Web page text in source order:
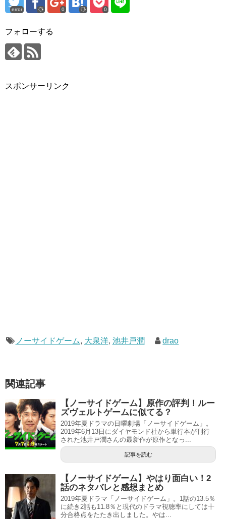
error 0 0
フォローする
スポンサーリンク
ノーサイドゲーム, 大泉洋, 池井戸潤 drao
関連記事
【ノーサイドゲーム】原作の評判！ルー
ズヴェルトゲームに似てる？
2019年夏ドラマの日曜劇場「ノーサイドゲーム」。
2019年6月13日にダイヤモンド社から単行本が刊行
された池井戸潤さんの最新作が原作となっ...
記事を読む
【ノーサイドゲーム】やはり面白い！2
話のネタバレと感想まとめ
2019年夏ドラマ「ノーサイドゲーム」。1話の13.5％
に続き2話も11.8％と現代のドラマ視聴率にしては十
分合格点をたたき出しました。やは...